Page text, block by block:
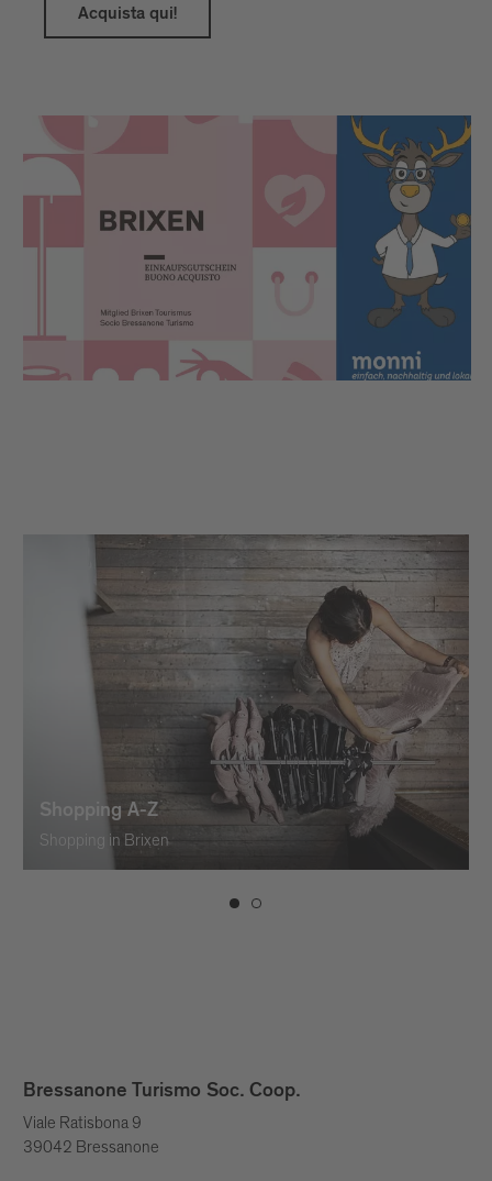
Il buono può essere acquistato online come anche
monni nel corso di un anno. Il buono può essere
utilizzato tutto in una volta o ripetutamente in
quantità parziali fino all'esaurimento del credito
residuo.
L’idea perfetta per regalare un piacevole giro di
shopping nelle stradine di Bressanone o momenti di
Inoltre in tal modo sostenete l'economia locale,
affinché Bressanone continui a essere un luogo
Acquista qui!
Shopping A-Z
Shopping in Brixen
Bressanone Turismo Soc. Coop.
Viale Ratisbona 9
39042 Bressanone